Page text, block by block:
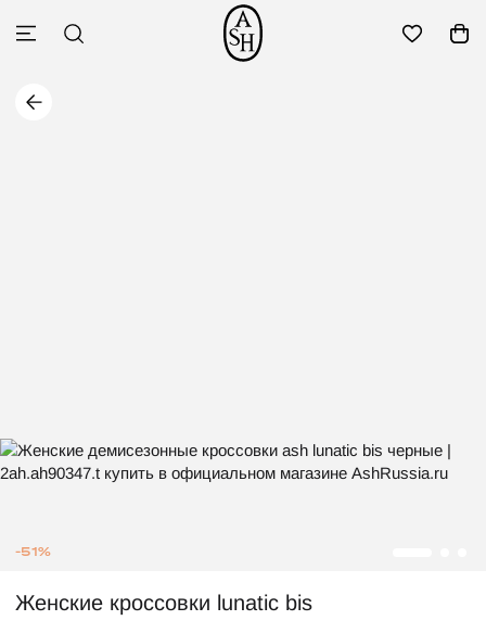
-51%
Женские кроссовки lunatic bis